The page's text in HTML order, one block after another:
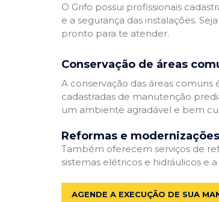
O Grifo possui profissionais
e a segurança das instalações.
pronto para te atender.
Conservação de áreas
A conservação das áreas
cadastradas de manutenção
um ambiente agradável e bem
Reformas e modernizações
Também oferecem serviços de
sistemas elétricos e hidráulicos e
AGENDE A EXECUÇÃO DE SUA